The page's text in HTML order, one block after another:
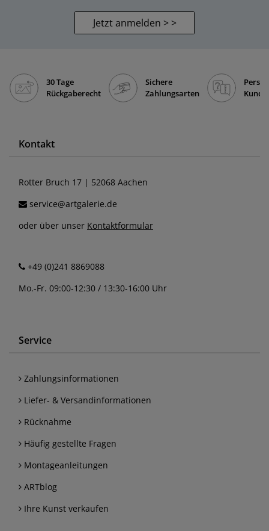
Jetzt anmelden > >
30 Tage
Rückgaberecht
Sichere
Zahlungsarten
Kontakt
Rotter Bruch 17 | 52068 Aachen
service@artgalerie.de
oder über unser Kontaktformular
+49 (0)241 8869088
Mo.-Fr. 09:00-12:30 / 13:30-16:00 Uhr
Service
Zahlungsinformationen
Liefer- & Versandinformationen
Rücknahme
Häufig gestellte Fragen
Montageanleitungen
ARTblog
Ihre Kunst verkaufen